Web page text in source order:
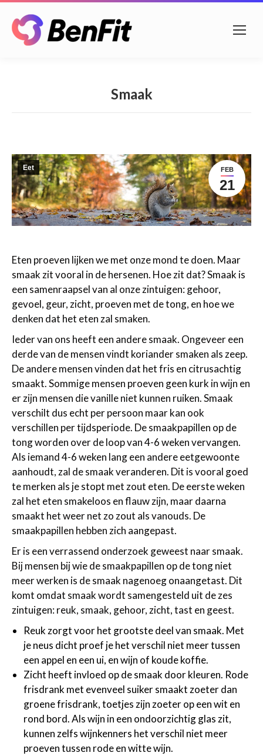
Smaak
FEB
21
Eet
Eten proeven lijken we met onze mond te doen. Maar
smaak zit vooral in de hersenen. Hoe zit dat? Smaak is
een samenraapsel van al onze zintuigen: gehoor,
gevoel, geur, zicht, proeven met de tong, en hoe we
denken dat het eten zal smaken.
Ieder van ons heeft een andere smaak. Ongeveer een
derde van de mensen vindt koriander smaken als zeep.
De andere mensen vinden dat het fris en citrusachtig
smaakt. Sommige mensen proeven geen kurk in wijn en
er zijn mensen die vanille niet kunnen ruiken. Smaak
verschilt dus echt per persoon maar kan ook
verschillen per tijdsperiode. De smaakpapillen op de
tong worden over de loop van 4-6 weken vervangen.
Als iemand 4-6 weken lang een andere eetgewoonte
aanhoudt, zal de smaak veranderen. Dit is vooral goed
te merken als je stopt met zout eten. De eerste weken
zal het eten smakeloos en flauw zijn, maar daarna
smaakt het weer net zo zout als vanouds. De
smaakpapillen hebben zich aangepast.
Er is een verrassend onderzoek geweest naar smaak.
Bij mensen bij wie de smaakpapillen op de tong niet
meer werken is de smaak nagenoeg onaangetast. Dit
komt omdat smaak wordt samengesteld uit de zes
zintuigen: reuk, smaak, gehoor, zicht, tast en geest.
Reuk zorgt voor het grootste deel van smaak. Met
je neus dicht proef je het verschil niet meer tussen
een appel en een ui, en wijn of koude koffie.
Zicht heeft invloed op de smaak door kleuren. Rode
frisdrank met evenveel suiker smaakt zoeter dan
groene frisdrank, toetjes zijn zoeter op een wit en
rond bord. Als wijn in een ondoorzichtig glas zit,
kunnen zelfs wijnkenners het verschil niet meer
proeven tussen rode en witte wijn.